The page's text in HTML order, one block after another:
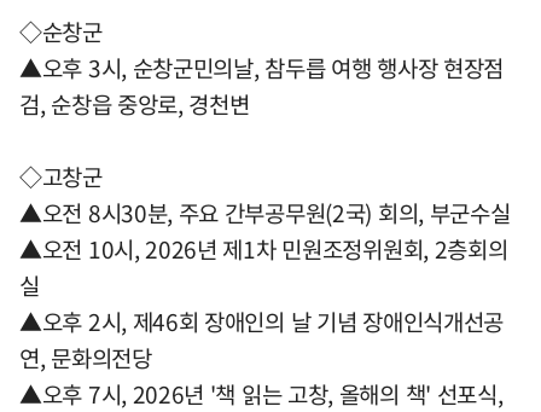
◇순창군
▲오후 3시, 순창군민의날, 참두릅 여행 행사장 현장점
검, 순창읍 중앙로, 경천변
◇고창군
▲오전 8시30분, 주요 간부공무원(2국) 회의, 부군수실
▲오전 10시, 2026년 제1차 민원조정위원회, 2층회의
실
▲오후 2시, 제46회 장애인의 날 기념 장애인식개선공
연, 문화의전당
▲오후 7시, 2026년 '책 읽는 고창, 올해의 책' 선포식,